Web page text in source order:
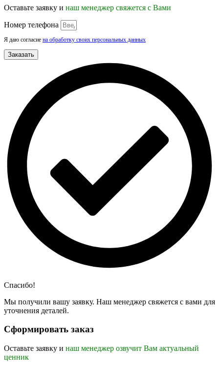
Оставьте заявку и наш менеджер свяжется с Вами
Номер телефона
Я даю согласие на обработку своих персональных данных
Заказать
Спасибо!
Мы получили вашу заявку. Наш менеджер свяжется с вами для
уточнения деталей.
Сформировать заказ
Оставьте заявку и наш менеджер озвучит Вам актуальный
ценник